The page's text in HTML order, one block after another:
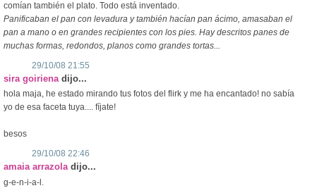
comían también el plato. Todo está inventado.
Panificaban el pan con levadura y también hacían pan ácimo, amasaban el
pan a mano o en grandes recipientes con los pies. Hay descritos panes de
muchas formas, redondos, planos como grandes tortas...
29/10/08 21:55
sira goiriena dijo...
hola maja, he estado mirando tus fotos del flirk y me ha encantado! no sabía
yo de esa faceta tuya.... fíjate!
besos
29/10/08 22:46
amaia arrazola dijo...
g-e-n-i-a-l.